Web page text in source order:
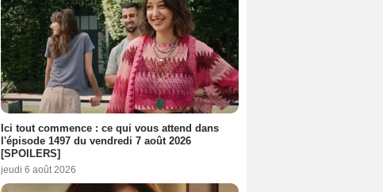
Ici tout commence : ce qui vous attend dans
l'épisode 1497 du vendredi 7 août 2026
[SPOILERS]
jeudi 6 août 2026